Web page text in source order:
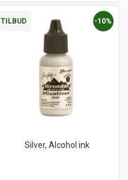
TILBUD
Silver, Alcohol ink
-10%